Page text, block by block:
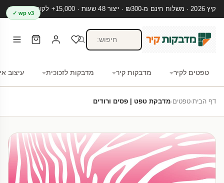
קיץ 2026 · משלוח חינם מ-₪300 · ייצור 48 שעות · 15,000+ לקוחות מרוצים
טפטים לקיר מדבקות קיר מדבקות לזכוכית עיצוב
wp v3 ✓
דף הבית›טפטים›מדבקת טפט | פסים ורודים